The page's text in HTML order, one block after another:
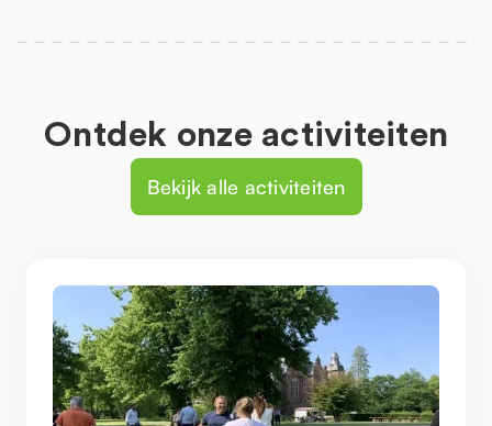
Ontdek onze activiteiten
Bekijk alle activiteiten